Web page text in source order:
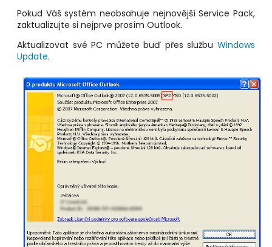
Pokud Váš systém neobsahuje nejnovější Service Pack,
zaktualizujte si nejprve prosím Outlook.
Aktualizovat své PC můžete buď přes službu Windows
Update.